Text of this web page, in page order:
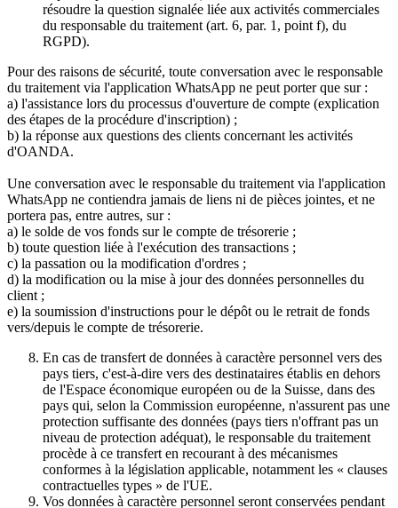
résoudre la question signalée liée aux activités commerciales
du responsable du traitement (art. 6, par. 1, point f), du
RGPD).
Pour des raisons de sécurité, toute conversation avec le responsable
du traitement via l'application WhatsApp ne peut porter que sur :
a) l'assistance lors du processus d'ouverture de compte (explication
des étapes de la procédure d'inscription) ;
b) la réponse aux questions des clients concernant les activités
d'OANDA.
Une conversation avec le responsable du traitement via l'application
WhatsApp ne contiendra jamais de liens ni de pièces jointes, et ne
portera pas, entre autres, sur :
a) le solde de vos fonds sur le compte de trésorerie ;
b) toute question liée à l'exécution des transactions ;
c) la passation ou la modification d'ordres ;
d) la modification ou la mise à jour des données personnelles du
client ;
e) la soumission d'instructions pour le dépôt ou le retrait de fonds
vers/depuis le compte de trésorerie.
En cas de transfert de données à caractère personnel vers des
pays tiers, c'est-à-dire vers des destinataires établis en dehors
de l'Espace économique européen ou de la Suisse, dans des
pays qui, selon la Commission européenne, n'assurent pas une
protection suffisante des données (pays tiers n'offrant pas un
niveau de protection adéquat), le responsable du traitement
procède à ce transfert en recourant à des mécanismes
conformes à la législation applicable, notamment les « clauses
contractuelles types » de l'UE.
Vos données à caractère personnel seront conservées pendant